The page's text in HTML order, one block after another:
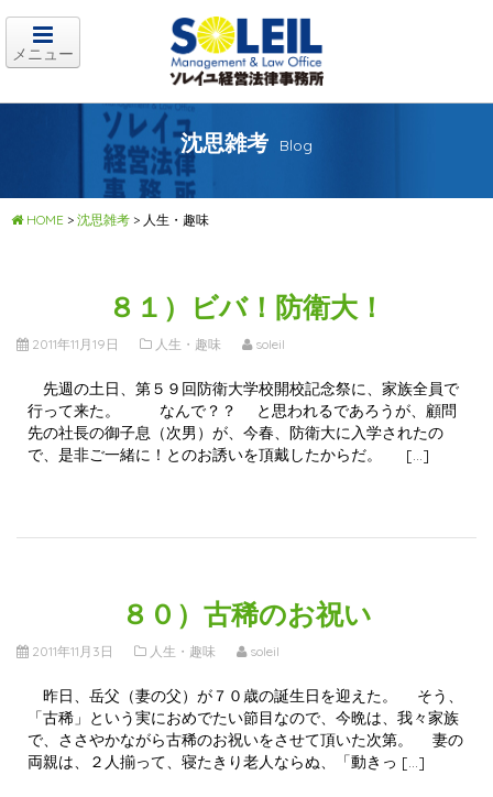
メニュー
沈思雑考 Blog
HOME > 沈思雑考 > 人生・趣味
８１）ビバ！防衛大！
2011年11月19日 人生・趣味 soleil
先週の土日、第５９回防衛大学校開校記念祭に、家族全員で
行って来た。 なんで？？ と思われるであろうが、顧問
先の社長の御子息（次男）が、今春、防衛大に入学されたの
で、是非ご一緒に！とのお誘いを頂戴したからだ。 […]
８０）古稀のお祝い
2011年11月3日 人生・趣味 soleil
昨日、岳父（妻の父）が７０歳の誕生日を迎えた。 そう、
「古稀」という実におめでたい節目なので、今晩は、我々家族
で、ささやかながら古稀のお祝いをさせて頂いた次第。 妻の
両親は、２人揃って、寝たきり老人ならぬ、「動きっ […]